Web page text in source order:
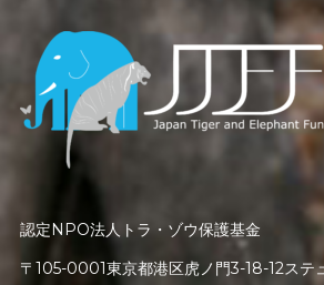
認定NPO法人トラ・ゾウ保護基金
〒105-0001東京都港区虎ノ門3-18-12ステ